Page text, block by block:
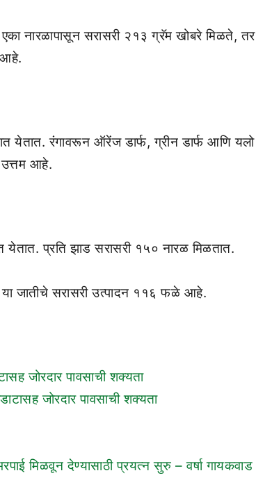
नारळापासून सरासरी २१३ ग्रॅम खोबरे मिळते, तर
आहे.
येतात. रंगावरून ऑरेंज डार्फ, ग्रीन डार्फ आणि यलो
उत्तम आहे.
येतात. प्रति झाड सरासरी १५० नारळ मिळतात.
या जातीचे सरासरी उत्पादन ११६ फळे आहे.
जोरदार पावसाची शक्यता
जोरदार पावसाची शक्यता
मिळवून देण्यासाठी प्रयत्न सुरु – वर्षा गायकवाड